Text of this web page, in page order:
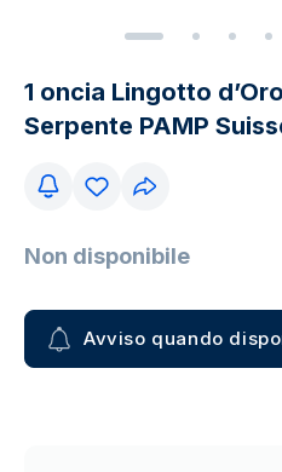
1 oncia Lingotto
Serpente PAMP
Non disponibile
Avviso quando